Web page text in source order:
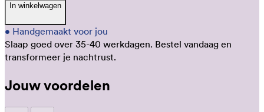
In winkelwagen
• Handgemaakt voor jou
Slaap goed over 35-40 werkdagen. Bestel vandaag en
transformeer je nachtrust.
Jouw voordelen